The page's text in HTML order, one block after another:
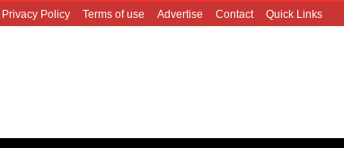
Privacy Policy Terms of use Advertise Contact Quick Links